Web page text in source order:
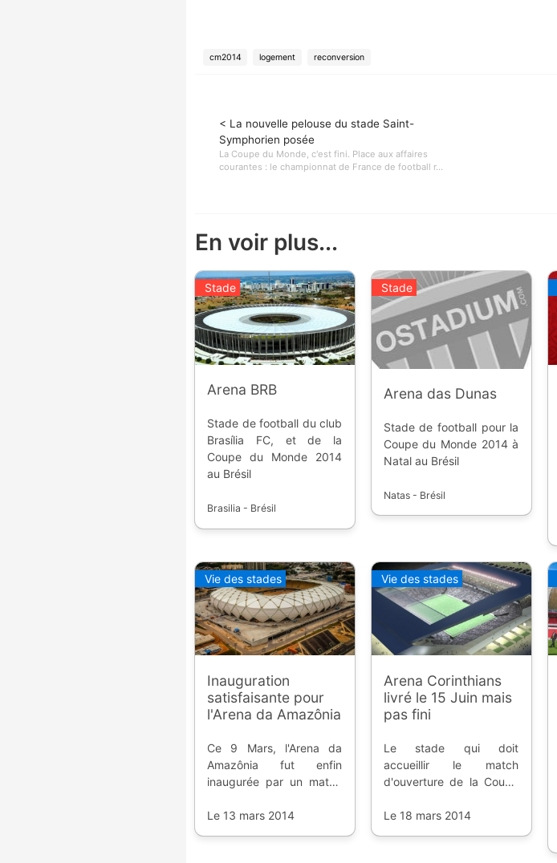
cm2014 logement reconversion
< La nouvelle pelouse du stade Saint-
Symphorien posée
La Coupe du Monde, c'est fini. Place aux affaires
courantes : le championnat de France de football r...
En voir plus...
Stade
Arena BRB
Stade de football du club
Brasília FC, et de la
Coupe du Monde 2014
au Brésil
Brasilia - Brésil
Stade
Arena das Dunas
Stade de football pour la
Coupe du Monde 2014 à
Natal au Brésil
Natas - Brésil
Vie des stades
Inauguration
satisfaisante pour
l'Arena da Amazônia
Ce 9 Mars, l'Arena da
Amazônia fut enfin
inaugurée par un match
fut l'occasion de tester
Le 13 mars 2014
Vie des stades
Arena Corinthians
livré le 15 Juin mais
pas fini
Le stade qui doit
accueillir le match
d'ouverture de la Coupe
2014 au Brésil, devrait
Le 18 mars 2014